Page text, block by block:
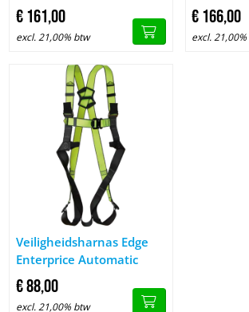
€161,00
excl. 21,00% btw
€166,00
excl.
Afbeelding Veiligheidsharnas Edge
Veiligheidsharnas Edge
Enterprice Automatic
€88,00
excl. 21,00% btw